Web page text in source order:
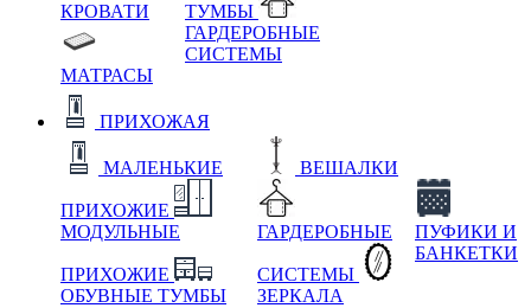
КРОВАТИ
МАТРАСЫ
ТУМБЫ
ГАРДЕРОБНЫЕ
СИСТЕМЫ
ПРИХОЖАЯ
МАЛЕНЬКИЕ
ПРИХОЖИЕ
МОДУЛЬНЫЕ
ПРИХОЖИЕ
ОБУВНЫЕ ТУМБЫ
ВЕШАЛКИ
ГАРДЕРОБНЫЕ
СИСТЕМЫ
ЗЕРКАЛА
ПУФИКИ И
БАНКЕТКИ